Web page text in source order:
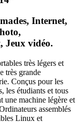
Internet,
Jeux vidéo.
très légers et
très grande
Conçus pour les
les étudiants et tous
une machine légère et
assemblés
Linux et